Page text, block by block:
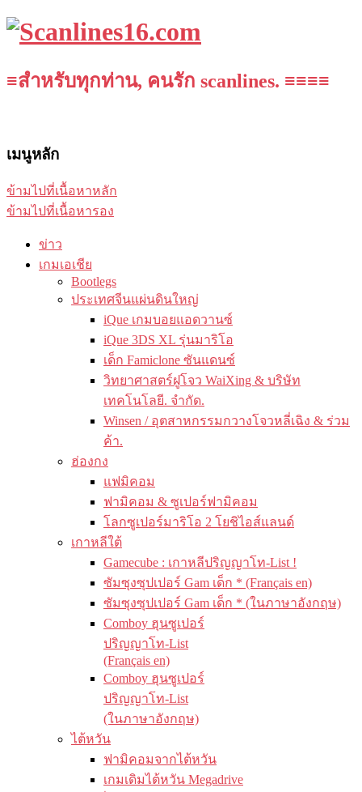
≡สำหรับทุกท่าน, คนรัก scanlines. ≡≡≡≡
เมนูหลัก
ข้ามไปที่เนื้อหาหลัก
ข้ามไปที่เนื้อหารอง
ข่าว
เกมเอเชีย
Bootlegs
ประเทศจีนแผ่นดินใหญ่
iQue เกมบอยแอดวานซ์
iQue 3DS XL รุ่นมาริโอ
เด็ก Famiclone ซันแดนซ์
วิทยาศาสตร์ฝูโจว WaiXing & บริษัท
เทคโนโลยี. จำกัด.
Winsen / อุตสาหกรรมกวางโจวหลี่เฉิง & ร่วม
ค้า.
ฮ่องกง
แฟมิคอม
ฟามิคอม & ซูเปอร์ฟามิคอม
โลกซูเปอร์มาริโอ 2 โยชิไอส์แลนด์
เกาหลีใต้
Gamecube : เกาหลีปริญญาโท-List !
ซัมซุงซุปเปอร์ Gam เด็ก * (Français en)
ซัมซุงซุปเปอร์ Gam เด็ก * (ในภาษาอังกฤษ)
Comboy ฮุนซูเปอร์
ปริญญาโท-List
(Français en)
Comboy ฮุนซูเปอร์
ปริญญาโท-List
(ในภาษาอังกฤษ)
ไต้หวัน
ฟามิคอมจากไต้หวัน
เกมเดิมไต้หวัน Megadrive